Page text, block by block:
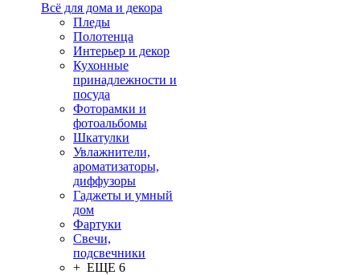
Всё для дома и декора
Пледы
Полотенца
Интерьер и декор
Кухонные
принадлежности и
посуда
Фоторамки и
фотоальбомы
Шкатулки
Увлажнители,
ароматизаторы,
диффузоры
Гаджеты и умный
дом
Фартуки
Свечи,
подсвечники
+ ЕЩЕ 6